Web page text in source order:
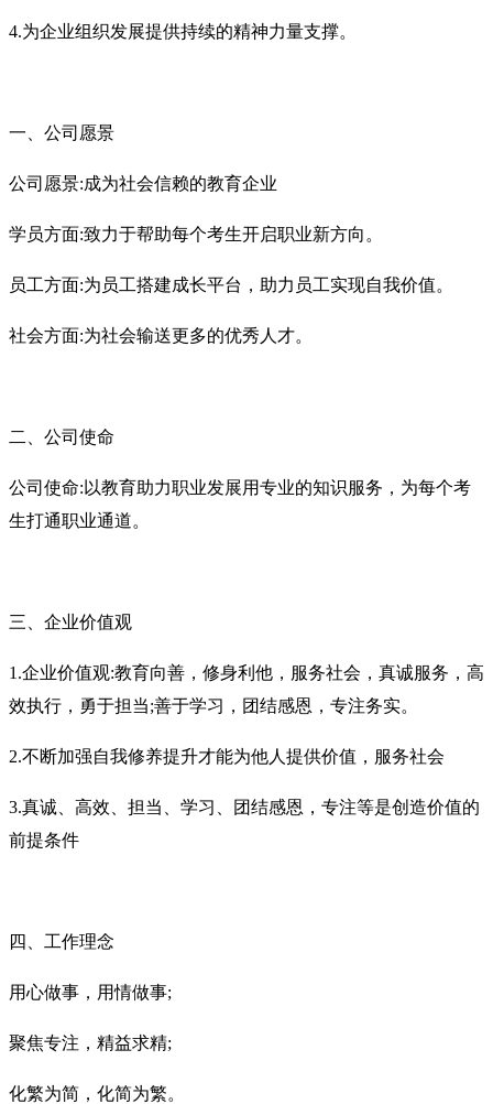
4.为企业组织发展提供持续的精神力量支撑。
一、公司愿景
公司愿景:成为社会信赖的教育企业
学员方面:致力于帮助每个考生开启职业新方向。
员工方面:为员工搭建成长平台，助力员工实现自我价值。
社会方面:为社会输送更多的优秀人才。
二、公司使命
公司使命:以教育助力职业发展用专业的知识服务，为每个考
生打通职业通道。
三、企业价值观
1.企业价值观:教育向善，修身利他，服务社会， 真诚服务，高
效执行，勇于担当;善于学习，团结感恩，专注务实。
2.不断加强自我修养提升才能为他人提供价值，服务社会
3.真诚、高效、担当、学习、团结感恩，专注等是创造价值的
前提条件
四、工作理念
用心做事，用情做事;
聚焦专注，精益求精;
化繁为简，化简为繁。